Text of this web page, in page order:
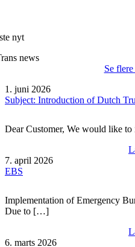
nyt
news
Se
1. juni 2026
Subject: Introduction of Dutch
Dear Customer, We would like
7. april 2026
EBS
Implementation of Emergency
Due to […]
6. marts 2026